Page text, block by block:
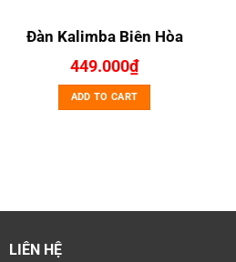
Đàn Kalimba Biên Hòa
449.000₫
ADD TO CART
LIÊN HỆ